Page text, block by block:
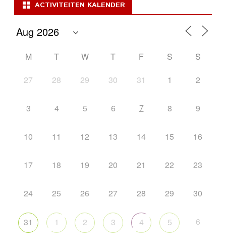
ACTIVITEITEN KALENDER
M T W T F S
S
27
28 29 30 31 1 2
3 4 5 6 7 8 9
10 11 12 13 14 15 16
17 18 19 20 21 22 23
24 25 26 27 28 29 30
31 1 2 3 4 5 6